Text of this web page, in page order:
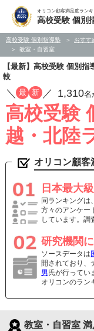
オリコン顧客満足度ラン
高校受験 個別
高校受験 個別指導塾
おすす
教室・自習室
【最新】高校受験 個別
較
／ 最 新 ／ 1,310名
高校受験
越・北陸
オリコン顧客
日本最大
同ランキングは
方々のアンケー
しています。調
研究機関
ソースデータは
開されており、
男 氏が行ってい
オリコンのラン
教室・自習室